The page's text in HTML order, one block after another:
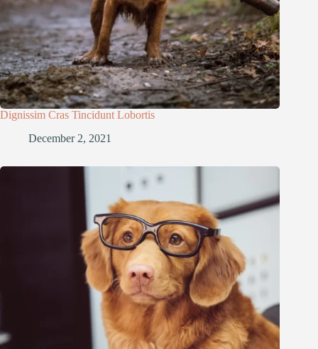
Dignissim Cras Tincidunt Lobortis
December 2, 2021